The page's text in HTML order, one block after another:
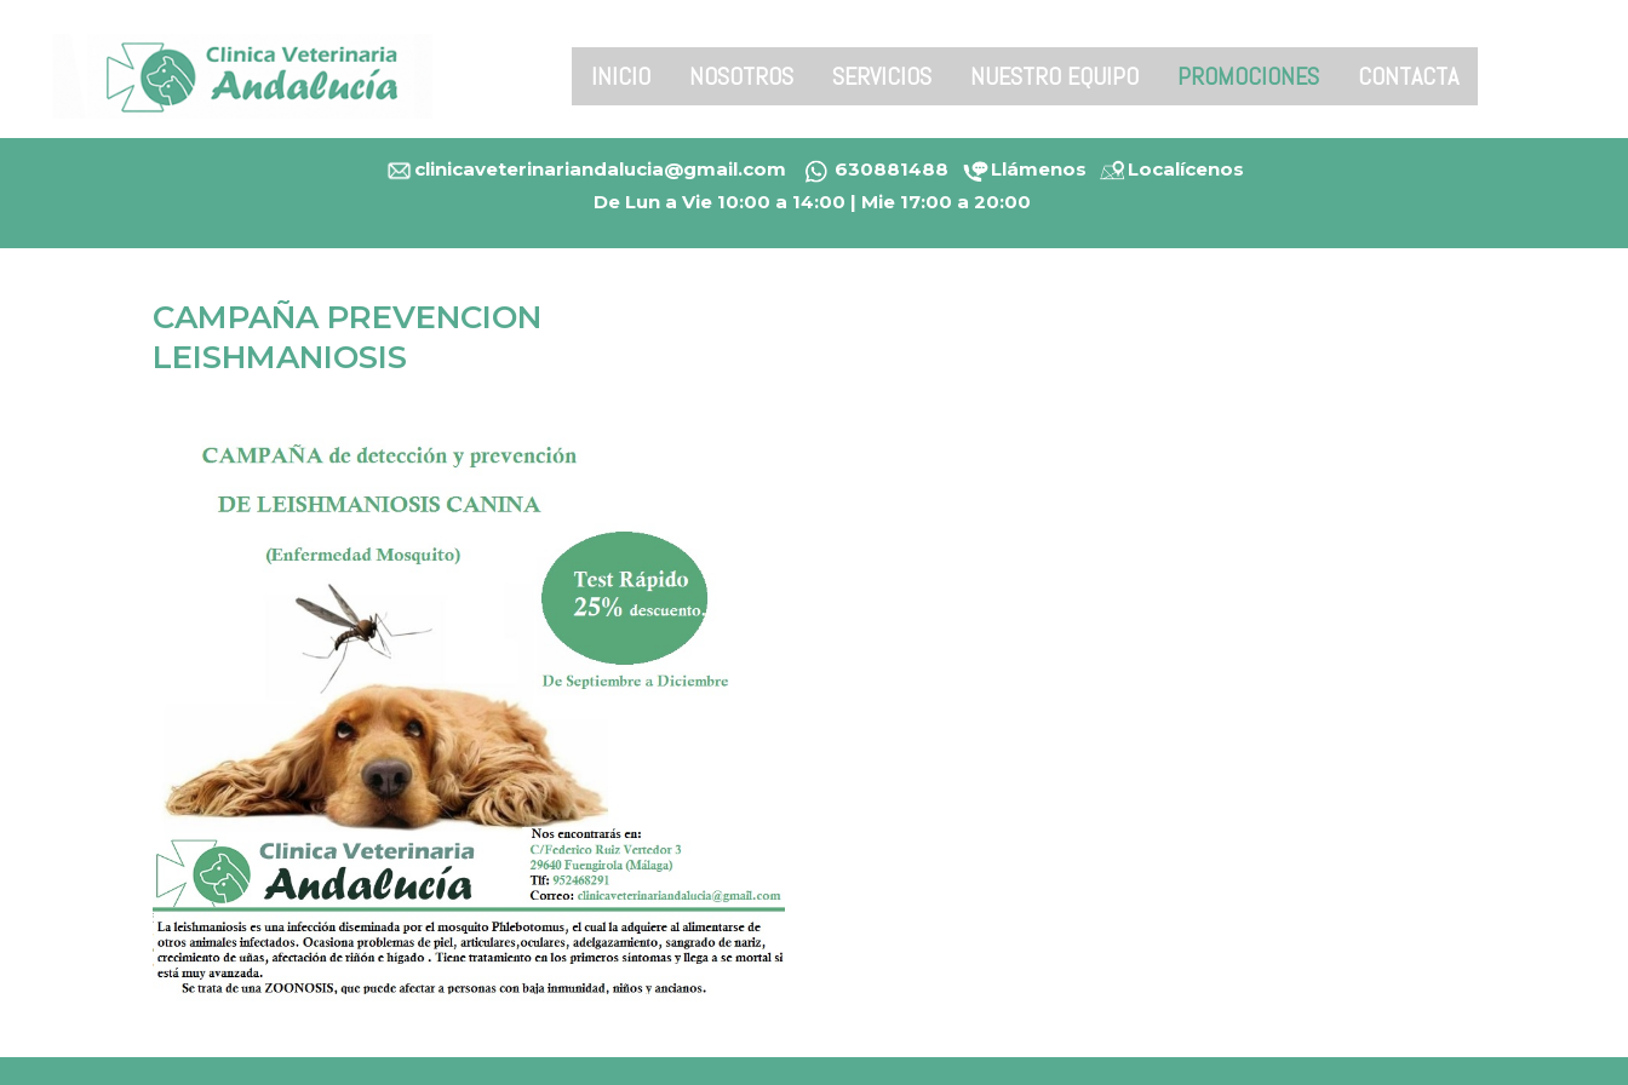
INICIO NOSOTROS SERVICIOS NUESTRO EQUIPO PROMOCIONES CONTACTA
clinicaveterinariandalucia@gmail.com 630881488 Llámenos
Localícenos
De Lun a Vie 10:00 a 14:00 | Mie 17:00 a 20:00
CAMPAÑA PREVENCION
LEISHMANIOSIS